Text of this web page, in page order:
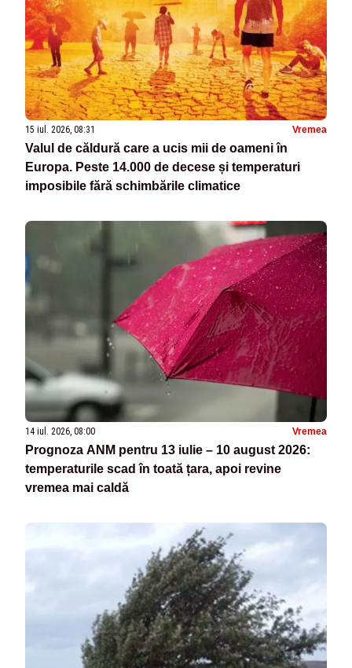
15 iul. 2026, 08:31 Vremea
Valul de căldură care a ucis mii de oameni în
Europa. Peste 14.000 de decese și temperaturi
imposibile fără schimbările climatice
14 iul. 2026, 08:00 Vremea
Prognoza ANM pentru 13 iulie – 10 august 2026:
temperaturile scad în toată țara, apoi revine
vremea mai caldă